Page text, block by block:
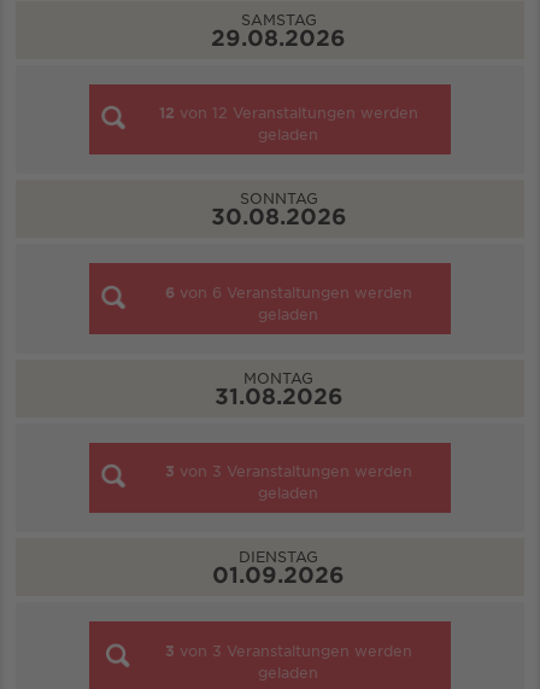
SAMSTAG
29.08.2026
12 von 12 Veranstaltungen werden
geladen
SONNTAG
30.08.2026
6 von 6 Veranstaltungen werden
geladen
MONTAG
31.08.2026
3 von 3 Veranstaltungen werden
geladen
DIENSTAG
01.09.2026
3 von 3 Veranstaltungen werden
geladen